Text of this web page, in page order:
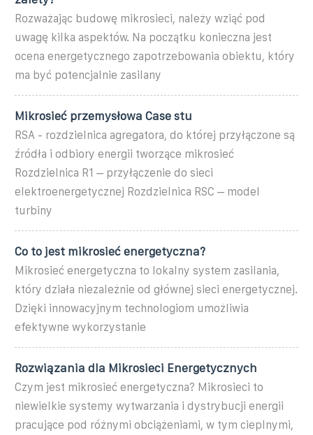
Rozważając budowę mikrosieci, należy wziąć pod
uwagę kilka aspektów. Na początku konieczna jest
ocena energetycznego zapotrzebowania obiektu, który
ma być potencjalnie zasilany
Mikrosieć przemysłowa Case stu
RSA - rozdzielnica agregatora, do której przyłączone są
źródła i odbiory energii tworzące mikrosieć
Rozdzielnica R1 – przyłączenie do sieci
elektroenergetycznej Rozdzielnica RSC – model
turbiny
Co to jest mikrosieć energetyczna?
Mikrosieć energetyczna to lokalny system zasilania,
który działa niezależnie od głównej sieci energetycznej.
Dzięki innowacyjnym technologiom umożliwia
efektywne wykorzystanie
Rozwiązania dla Mikrosieci Energetycznych
Czym jest mikrosieć energetyczna? Mikrosieci to
niewielkie systemy wytwarzania i dystrybucji energii
pracujące pod różnymi obciążeniami, w tym cieplnymi,